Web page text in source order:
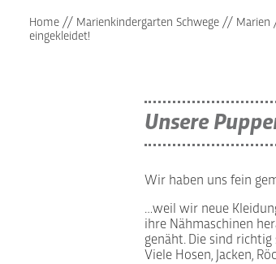
Home// Marienkindergarten Schwege// Marien
eingekleidet!
Unsere
Wir haben uns fein
…weil wir neue
ihre Nähmaschinen
genäht. Die sind
Viele Hosen, Jacken,